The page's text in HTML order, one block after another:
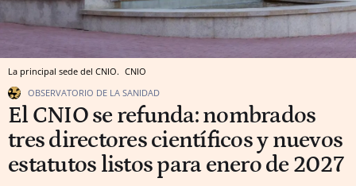
La principal sede del CNIO. CNIO
OBSERVATORIO DE LA SANIDAD
El CNIO se refunda: nombrados
tres directores científicos y nuevos
estatutos listos para enero de 2027